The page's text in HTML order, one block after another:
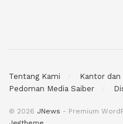
Tentang Kami
Kantor dan
Pedoman Media Saiber
© 2026 JNews - Premium